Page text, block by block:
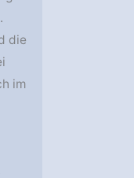
die
im